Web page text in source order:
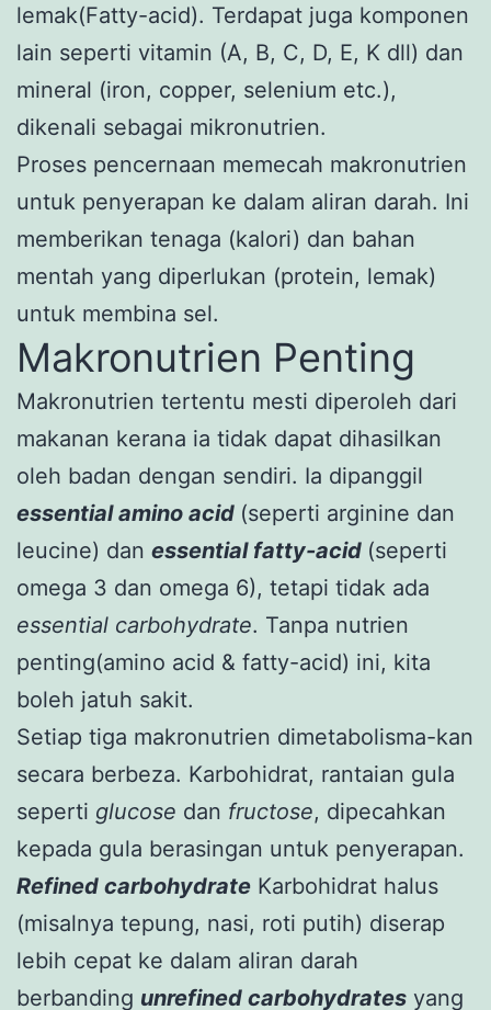
lemak(Fatty-acid). Terdapat juga komponen
lain seperti vitamin (A, B, C, D, E, K dll) dan
mineral (iron, copper, selenium etc.),
dikenali sebagai mikronutrien.
Proses pencernaan memecah makronutrien
untuk penyerapan ke dalam aliran darah. Ini
memberikan tenaga (kalori) dan bahan
mentah yang diperlukan (protein, lemak)
untuk membina sel.
Makronutrien Penting
Makronutrien tertentu mesti diperoleh dari
makanan kerana ia tidak dapat dihasilkan
oleh badan dengan sendiri. Ia dipanggil
essential amino acid (seperti arginine dan
leucine) dan essential fatty-acid (seperti
omega 3 dan omega 6), tetapi tidak ada
essential carbohydrate. Tanpa nutrien
penting(amino acid & fatty-acid) ini, kita
boleh jatuh sakit.
Setiap tiga makronutrien dimetabolisma-kan
secara berbeza. Karbohidrat, rantaian gula
seperti glucose dan fructose, dipecahkan
kepada gula berasingan untuk penyerapan.
Refined carbohydrate Karbohidrat halus
(misalnya tepung, nasi, roti putih) diserap
lebih cepat ke dalam aliran darah
berbanding unrefined carbohydrates yang